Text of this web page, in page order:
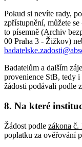
Pokud si nevíte rady,
zpřístupnění, můžete
to písemně (Archiv
00 Praha 3 - Žižkov)
Badatelům a dalším
provenience StB, tedy
žádosti podávali podle
8. Na které
Žádost podle zákona č.
poplatku za ověřování